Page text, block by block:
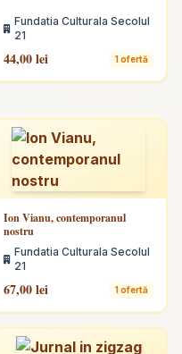
Fundatia Culturala Secolul
21
44,00 lei 1 ofertă
Ion Vianu, contemporanul
nostru
Fundatia Culturala Secolul
21
67,00 lei 1 ofertă